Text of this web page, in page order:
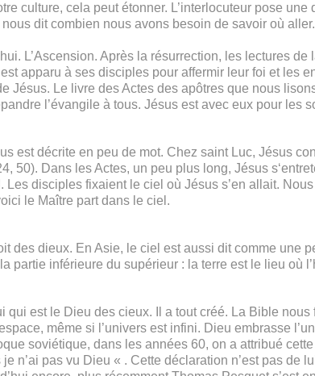
culture, cela peut étonner. L’interlocuteur pose une
dit combien nous avons besoin de savoir où aller.
L’Ascension. Après la résurrection, les lectures de
apparu à ses disciples pour affermir leur foi et les
Jésus. Le livre des Actes des apôtres que nous
l’évangile à tous. Jésus est avec eux pour les
est décrite en peu de mot. Chez saint Luc, Jésus
50). Dans les Actes, un peu plus long, Jésus
disciples fixaient le ciel où Jésus s’en allait.
le Maître part dans le ciel.
des dieux. En Asie, le ciel est aussi dit comme une
partie inférieure du supérieur : la terre est le lieu où
qui est le Dieu des cieux. Il a tout créé. La Bible
même si l’univers est infini. Dieu embrasse
soviétique, dans les années 60, on a attribué
n’ai pas vu Dieu « . Cette déclaration n’est pas de